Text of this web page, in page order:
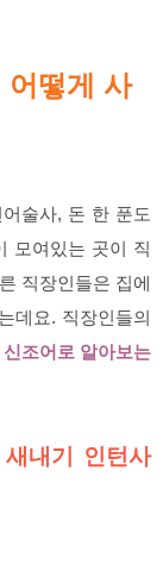
어떻게 사
술사, 돈 한 푼도
모여있는 곳이 직
직장인들은 집에
데요. 직장인들의
신조어로 알아보는
내기 인턴사